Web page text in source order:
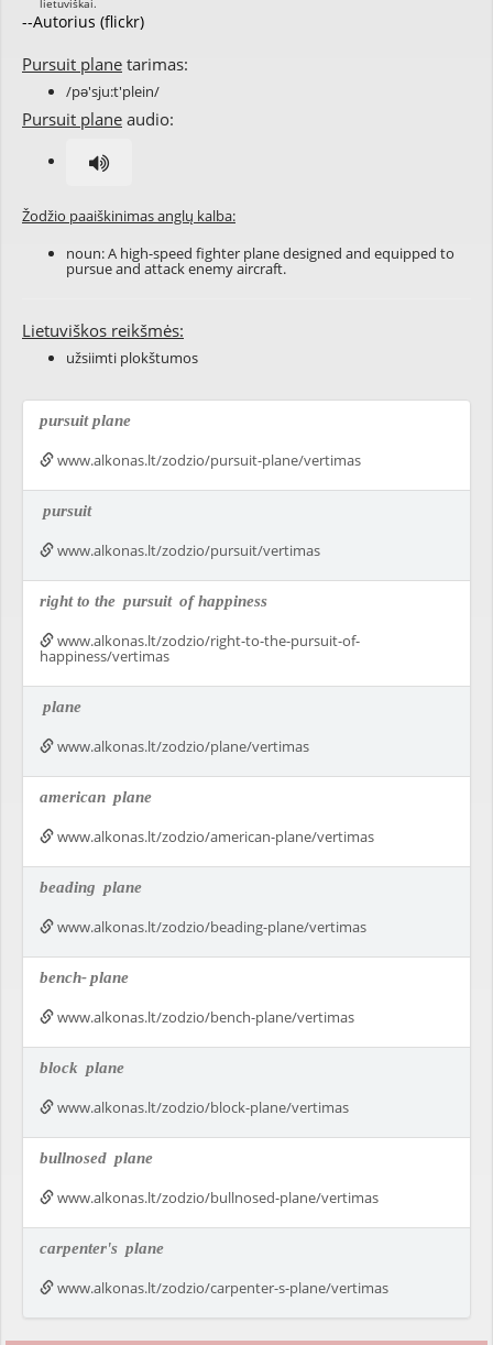
--Autorius (flickr)
Pursuit plane tarimas:
/pə'sju:t'plein/
Pursuit plane audio:
Žodžio paaiškinimas anglų kalba:
noun: A high-speed fighter plane designed and equipped to
pursue and attack enemy aircraft.
Lietuviškos reikšmės:
užsiimti plokštumos
pursuit plane
www.alkonas.lt/zodzio/pursuit-plane/vertimas
pursuit
www.alkonas.lt/zodzio/pursuit/vertimas
right to the pursuit of happiness
www.alkonas.lt/zodzio/right-to-the-pursuit-of-
happiness/vertimas
plane
www.alkonas.lt/zodzio/plane/vertimas
american plane
www.alkonas.lt/zodzio/american-plane/vertimas
beading plane
www.alkonas.lt/zodzio/beading-plane/vertimas
bench-plane
www.alkonas.lt/zodzio/bench-plane/vertimas
block plane
www.alkonas.lt/zodzio/block-plane/vertimas
bullnosed plane
www.alkonas.lt/zodzio/bullnosed-plane/vertimas
carpenter's plane
www.alkonas.lt/zodzio/carpenter-s-plane/vertimas